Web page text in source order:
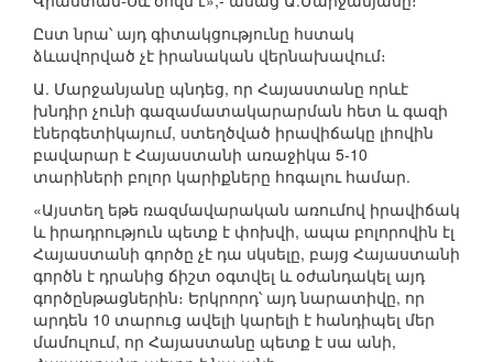
Ըստ նրա՝ այդ գիտակցությունը հստակ
ձևավորված չէ իրանական վերնախավում։
Ա. Մարջանյանը պնդեց, որ Հայաստանը որևէ
խնդիր չունի գազամատակարարման հետ և գազի
էներգետիկայում, ստեղծված իրավիճակը լիովին
բավարար է Հայաստանի առաջիկա 5-10
տարիների բոլոր կարիքները հոգալու համար.
«Այստեղ եթե ռազմավարական առումով իրավիճակ
և իրադրություն պետք է փոխվի, ապա բոլորովին էլ
Հայաստանի գործը չէ դա սկսելը, բայց Հայաստանի
գործն է դրանից ճիշտ օգտվել և օժանդակել այդ
գործընթացներին։ Երկրորդ՝ այդ նարատիվը, որ
արդեն 10 տարուց ավելի կարելի է հանդիպել մեր
մամուլում, որ Հայաստանը պետք է սա անի,